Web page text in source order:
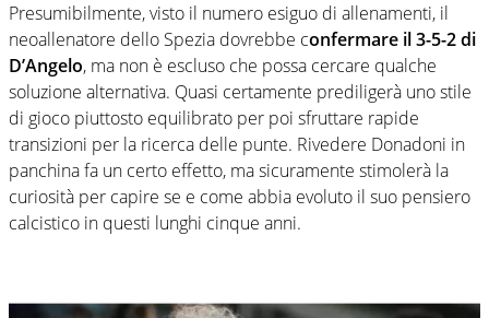
Presumibilmente, visto il numero esiguo di allenamenti, il
neoallenatore dello Spezia dovrebbe confermare il 3-5-2 di
D’Angelo, ma non è escluso che possa cercare qualche
soluzione alternativa. Quasi certamente prediligerà uno stile
di gioco piuttosto equilibrato per poi sfruttare rapide
transizioni per la ricerca delle punte. Rivedere Donadoni in
panchina fa un certo effetto, ma sicuramente stimolerà la
curiosità per capire se e come abbia evoluto il suo pensiero
calcistico in questi lunghi cinque anni.